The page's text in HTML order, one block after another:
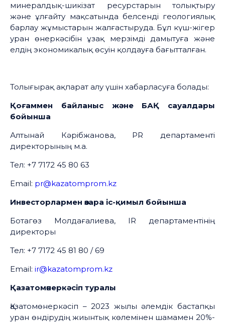
минералдық-шикізат ресурстарын толықтыру
және ұлғайту мақсатында белсенді геологиялық
барлау жұмыстарын жалғастыруда. Бұл күш-жігер
уран өнеркәсібін ұзақ мерзімді дамытуға және
елдің экономикалық өсуін қолдауға бағытталған.
Толығырақ ақпарат алу үшін хабарласуға болады:
Қоғаммен байланыс және БАҚ сауалдары
бойынша
Алтынай Кәрібжанова, PR департаменті
директорының м.а.
Тел: +7 7172 45 80 63
Email: pr@kazatomprom.kz
Инвесторлармен өзара іс-қимыл бойынша
Ботагөз Молдағалиева, IR департаментінің
директоры
Тел: +7 7172 45 81 80 / 69
Email: ir@kazatomprom.kz
Қазатомөнеркәсіп туралы
Қазатомөнеркәсіп – 2023 жылы әлемдік бастапқы
уран өндірудің жиынтық көлемінен шамамен 20%-